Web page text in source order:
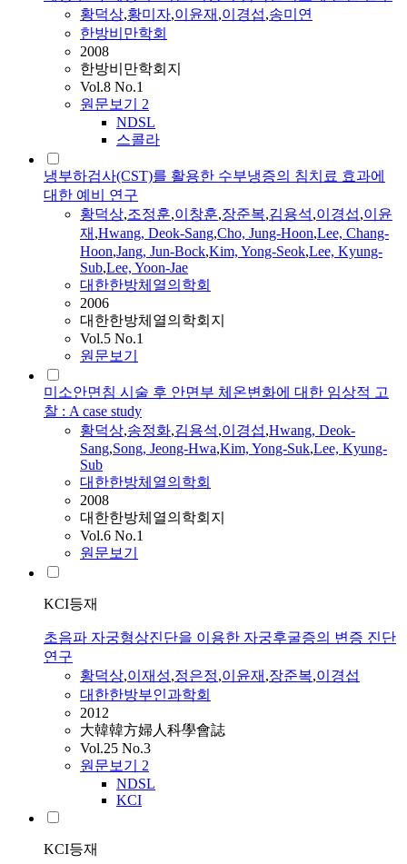
황덕상,황미자,이윤재 ,이경섭,송미연
한방비만학회
2008
한방비만학회지
Vol.8 No.1
원문보기 2
NDSL
스콜라
냉부하검사(CST)를 활용한 수부냉증의 침치료 효과에
대한 예비 연구
황덕상,조정훈,이창훈,장준복,김용석,이경섭,이윤
재 ,Hwang, Deok-Sang,Cho, Jung-Hoon,Lee, Chang-
Hoon,Jang, Jun-Bock,Kim, Yong-Seok,Lee, Kyung-
Sub,Lee, Yoon-Jae
대한한방체열의학회
2006
대한한방체열의학회지
Vol.5 No.1
원문보기
미소안면침 시술 후 안면부 체온변화에 대한 임상적 고
찰 : A case study
황덕상,송정화,김용석,이경섭,Hwang, Deok-
Sang,Song, Jeong-Hwa,Kim, Yong-Suk,Lee, Kyung-
Sub
대한한방체열의학회
2008
대한한방체열의학회지
Vol.6 No.1
원문보기
KCI등재
초음파 자궁형상진단을 이용한 자궁후굴증의 변증 진단
연구
황덕상,이재성,정은정,이윤재 ,장준복,이경섭
대한한방부인과학회
2012
大韓韓方婦人科學會誌
Vol.25 No.3
원문보기 2
NDSL
KCI
KCI등재